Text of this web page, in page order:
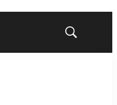
Mostrar